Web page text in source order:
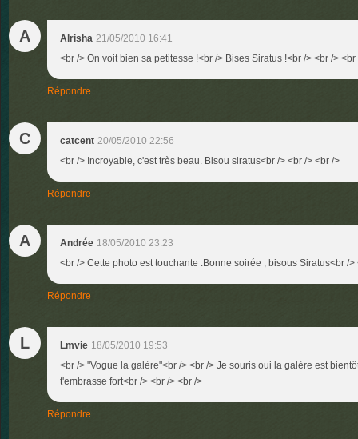
A Alrisha 21/05/2010 16:41
<br /> On voit bien sa petitesse !<br /> Bises Siratus !<br /> <br /> <br
Répondre
C catcent 20/05/2010 22:56
<br /> Incroyable, c'est très beau. Bisou siratus<br /> <br /> <br />
Répondre
A Andrée 18/05/2010 23:23
<br /> Cette photo est touchante .Bonne soirée , bisous Siratus<br />
Répondre
L Lmvie 18/05/2010 19:53
<br /> "Vogue la galère"<br /> <br /> Je souris oui la galère est
t'embrasse fort<br /> <br /> <br />
Répondre